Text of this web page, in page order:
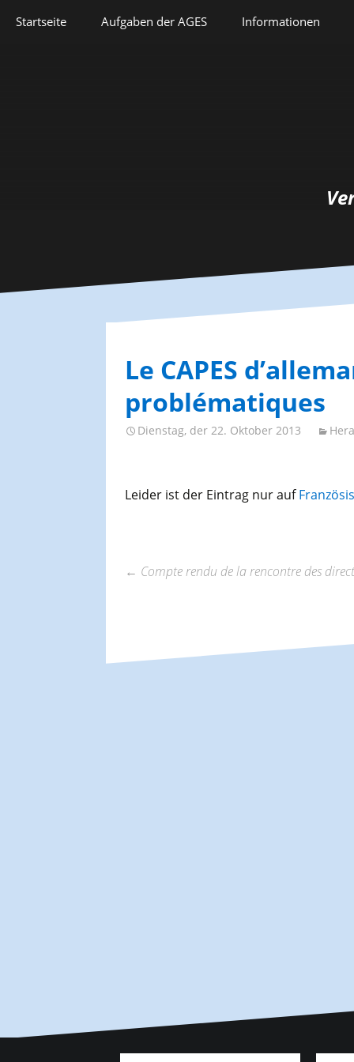
zumStartseite Aufgaben der AGES
Hommage
Informationsbriefe
Informationen
Le CAPES
problématiques
Dienstag, der 22. Oktober 2013
Leider ist der Eintrag nur auf
Navigation
← Compte rendu de la rencontre des